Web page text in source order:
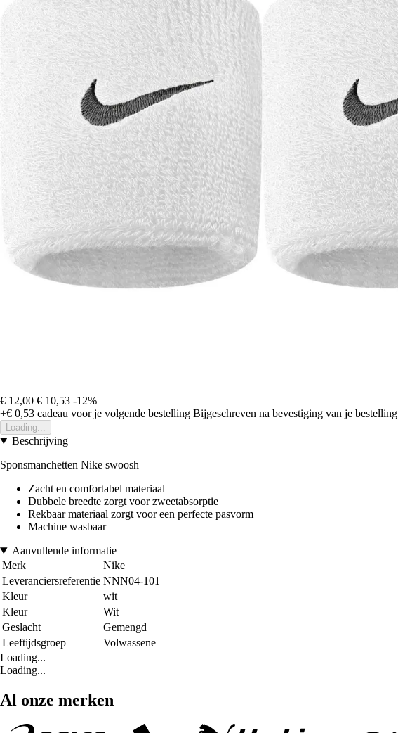
€ 12,00 € 10,53 -12%
+€ 0,53 cadeau voor je volgende bestelling Bijgeschreven na bevestiging van je bestelling
Loading...
Beschrijving
Sponsmanchetten Nike swoosh
Zacht en comfortabel materiaal
Dubbele breedte zorgt voor zweetabsorptie
Rekbaar materiaal zorgt voor een perfecte pasvorm
Machine wasbaar
Aanvullende informatie
Merk
Nike
Leveranciersreferentie NNN04-101
Kleur
wit
Kleur
Wit
Geslacht
Gemengd
Leeftijdsgroep
Volwassene
Loading...
Loading...
Al onze merken